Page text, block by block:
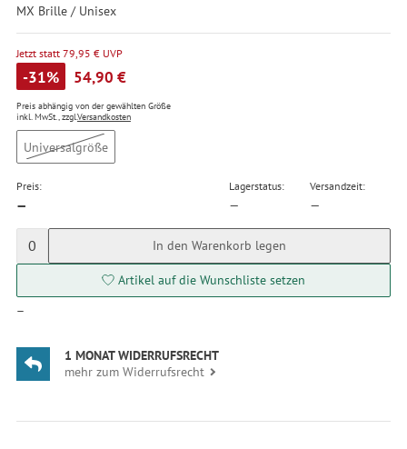
MX Brille / Unisex
Jetzt statt 79,95 € UVP
-31% 54,90 €
Preis abhängig von der gewählten Größe
inkl. MwSt., zzgl.Versandkosten
Universalgröße
Preis:
—
Lagerstatus:
—
Versandzeit:
—
0 In den Warenkorb legen
Artikel auf die Wunschliste setzen
—
1 MONAT WIDERRUFSRECHT
mehr zum Widerrufsrecht